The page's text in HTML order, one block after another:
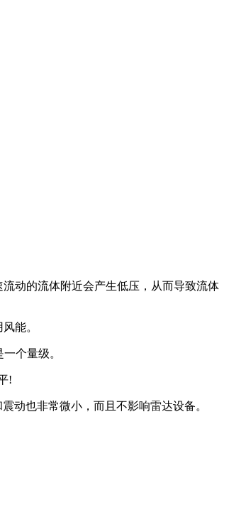
动的流体附近会产生低压，从而导致流体
能。
个量级。
!
也非常微小，而且不影响雷达设备。